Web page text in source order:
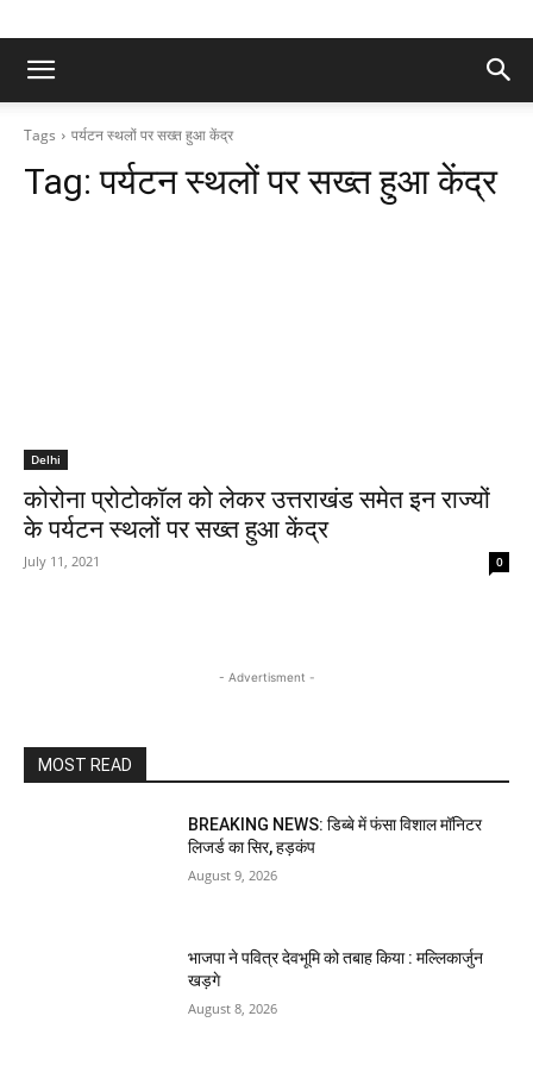
Tags पर्यटन स्थलों पर सख्त हुआ केंद्र
Tag:पर्यटन स्थलों पर सख्त हुआ केंद्र
Delhi
कोरोना प्रोटोकॉल को लेकर उत्तराखंड समेत इन राज्यों
के पर्यटन स्थलों पर सख्त हुआ केंद्र
July 11, 2021 0
- Advertisment -
MOST READ
BREAKING NEWS: डिब्बे में फंसा विशाल मॉनिटर
लिजर्ड का सिर, हड़कंप
August 9, 2026
भाजपा ने पवित्र देवभूमि को तबाह किया : मल्लिकार्जुन
खड़गे
August 8, 2026